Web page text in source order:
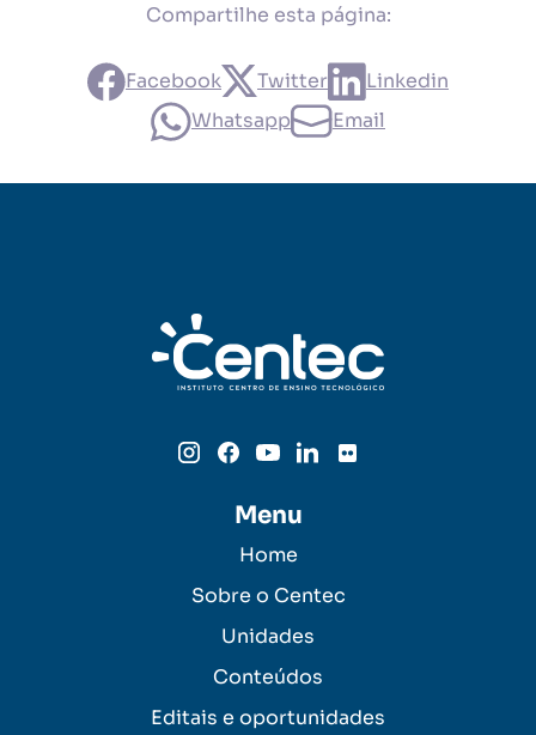
Compartilhe esta página:
Facebook Twitter
Linkedin
Whatsapp
Email
Menu
Home
Sobre o Centec
Unidades
Conteúdos
Editais e oportunidades